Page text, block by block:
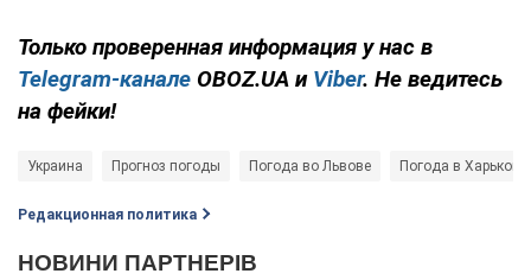
Только проверенная информация у нас в
Telegram-канале OBOZ.UA и Viber. Не ведитесь
на фейки!
Украина Прогноз погоды Погода во Львове Погода в Харькове
Редакционная политика